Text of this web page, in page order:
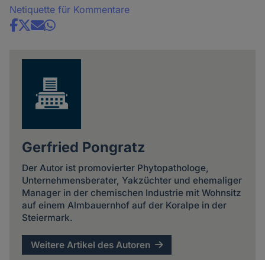
Netiquette für Kommentare
Share
Gerfried Pongratz
Der Autor ist promovierter Phytopathologe,
Unternehmensberater, Yakzüchter und ehemaliger
Manager in der chemischen Industrie mit Wohnsitz
auf einem Almbauernhof auf der Koralpe in der
Steiermark.
Weitere Artikel des Autoren